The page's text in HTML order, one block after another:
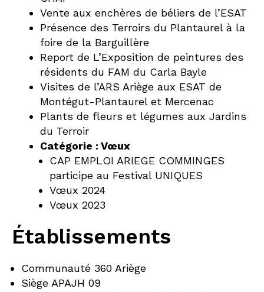
Vente aux enchères de béliers de l’ESAT
Présence des Terroirs du Plantaurel à la
foire de la Barguillère
Report de L’Exposition de peintures des
résidents du FAM du Carla Bayle
Visites de l’ARS Ariège aux ESAT de
Montégut-Plantaurel et Mercenac
Plants de fleurs et légumes aux Jardins
du Terroir
Catégorie : Vœux
CAP EMPLOI ARIEGE COMMINGES
participe au Festival UNIQUES
Vœux 2024
Vœux 2023
Établissements
Communauté 360 Ariège
Siège APAJH 09